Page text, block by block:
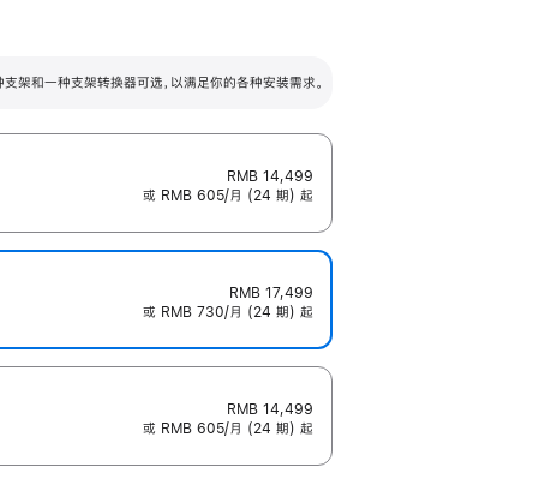
毫米的高度调节范围。
和一种支架转换器可选，以满足你的各种安装需求。
RMB 14,499
或 RMB 605/月 (24 期) 起
RMB 17,499
或 RMB 730/月 (24 期) 起
RMB 14,499
或 RMB 605/月 (24 期) 起